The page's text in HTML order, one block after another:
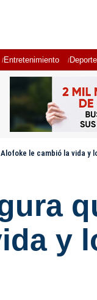
Entretenimiento
le cambió la vida y
y